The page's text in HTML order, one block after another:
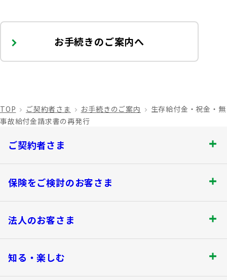
お手続きのご案内へ
TOP ご契約者さま お手続きのご案内
生存給付金・祝金・無
事故給付金請求書の再発行
ご契約者さま
ご契約者さま トップ
お手続きのご案内
保険金・給付金のお支払いについて
契約内容の確認・変更
書類の再発行
保険をご検討のお客さま
保険をご検討のお客さま トップ
商品を選ぶ
探してみよう！あなたにぴったりな保険
法人のお客さま
法人のお客さま トップ
知る・楽しむ